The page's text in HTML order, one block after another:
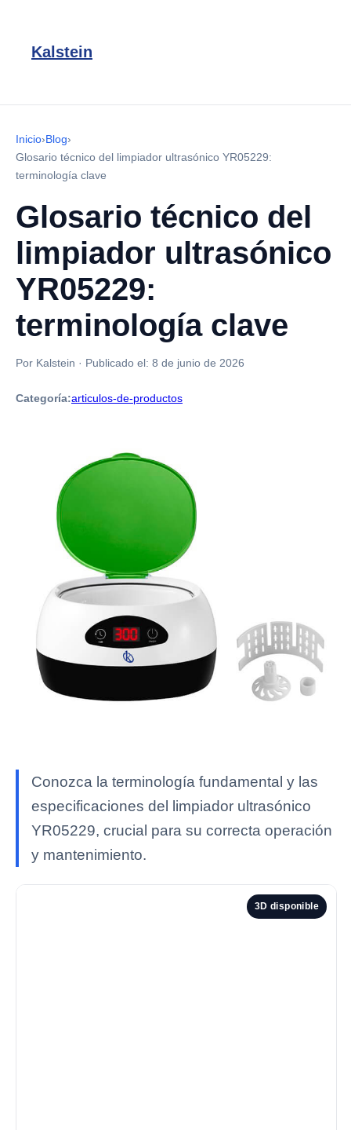
Kalstein
Inicio›Blog›
Glosario técnico del limpiador ultrasónico YR05229:
terminología clave
Glosario técnico del
limpiador ultrasónico
YR05229:
terminología clave
Por Kalstein · Publicado el: 8 de junio de 2026
Categoría:articulos-de-productos
Conozca la terminología fundamental y las
especificaciones del limpiador ultrasónico
YR05229, crucial para su correcta operación
y mantenimiento.
3D disponible